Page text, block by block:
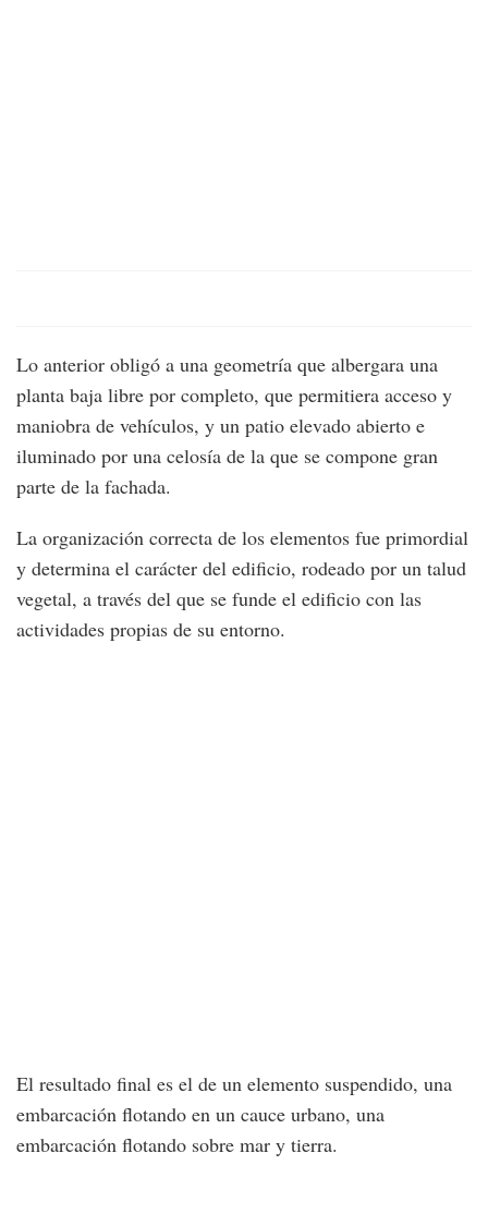
Lo anterior obligó a una geometría que albergara una
planta baja libre por completo, que permitiera acceso y
maniobra de vehículos, y un patio elevado abierto e
iluminado por una celosía de la que se compone gran
parte de la fachada.
La organización correcta de los elementos fue primordial
y determina el carácter del edificio, rodeado por un talud
vegetal, a través del que se funde el edificio con las
actividades propias de su entorno.
El resultado final es el de un elemento suspendido, una
embarcación flotando en un cauce urbano, una
embarcación flotando sobre mar y tierra.